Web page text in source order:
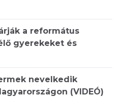
a református
gyerekeket és
nevelkedik
(VIDEÓ)